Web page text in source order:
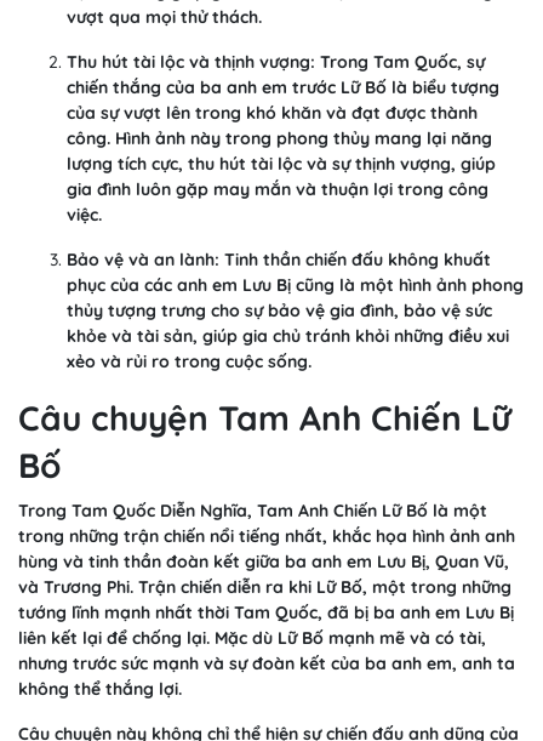
vượt qua mọi thử thách.
Thu hút tài lộc và thịnh vượng: Trong Tam Quốc, sự
chiến thắng của ba anh em trước Lữ Bố là biểu tượng
của sự vượt lên trong khó khăn và đạt được thành
công. Hình ảnh này trong phong thủy mang lại năng
lượng tích cực, thu hút tài lộc và sự thịnh vượng, giúp
gia đình luôn gặp may mắn và thuận lợi trong công
việc.
Bảo vệ và an lành: Tinh thần chiến đấu không khuất
phục của các anh em Lưu Bị cũng là một hình ảnh phong
thủy tượng trưng cho sự bảo vệ gia đình, bảo vệ sức
khỏe và tài sản, giúp gia chủ tránh khỏi những điều xui
xẻo và rủi ro trong cuộc sống.
Câu chuyện Tam Anh Chiến Lữ
Bố
Trong Tam Quốc Diễn Nghĩa, Tam Anh Chiến Lữ Bố là một
trong những trận chiến nổi tiếng nhất, khắc họa hình ảnh anh
hùng và tinh thần đoàn kết giữa ba anh em Lưu Bị, Quan Vũ,
và Trương Phi. Trận chiến diễn ra khi Lữ Bố, một trong những
tướng lĩnh mạnh nhất thời Tam Quốc, đã bị ba anh em Lưu Bị
liên kết lại để chống lại. Mặc dù Lữ Bố mạnh mẽ và có tài,
nhưng trước sức mạnh và sự đoàn kết của ba anh em, anh ta
không thể thắng lợi.
Câu chuyện này không chỉ thể hiện sự chiến đấu anh dũng của